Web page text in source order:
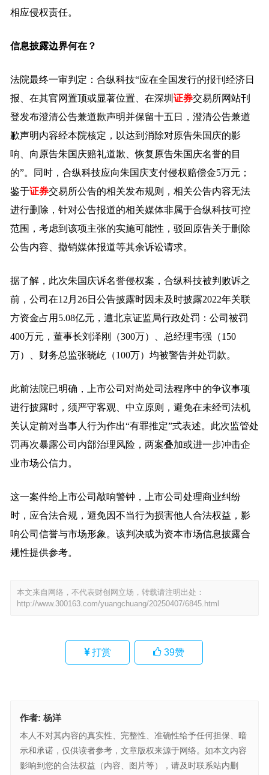
相应侵权责任。
信息披露边界何在？
法院最终一审判定：合纵科技“应在全国发行的报刊经济日
报、在其官网置顶或显著位置、在深圳 证券交易所网站刊
登发布澄清公告兼道歉声明并保留十五日，澄清公告兼道
歉声明内容经本院核定，以达到消除对原告朱国庆的影
响、向原告朱国庆赔礼道歉、恢复原告朱国庆名誉的目
的”。同时，合纵科技应向朱国庆支付侵权赔偿金5万元；
鉴于证券交易所公告的相关发布规则，相关公告内容无法
进行删除，针对公告报道的相关媒体非属于合纵科技可控
范围，考虑到该项主张的实施可能性，驳回原告关于删除
公告内容、撤销媒体报道等其余诉讼请求。
据了解，此次朱国庆诉名誉侵权案，合纵科技被判败诉之
前，公司在12月26日公告披露时因未及时披露2022年关联
方资金占用5.08亿元，遭北京证监局行政处罚：公司被罚
400万元，董事长刘泽刚（300万）、总经理韦强（150
万）、财务总监张晓屹（100万）均被警告并处罚款。
此前法院已明确，上市公司对尚处司法程序中的争议事项
进行披露时，须严守客观、中立原则，避免在未经司法机
关认定前对当事人行为作出“有罪推定”式表述。此次监管处
罚再次暴露公司内部治理风险，两案叠加或进一步冲击企
业市场公信力。
这一案件给上市公司敲响警钟，上市公司处理商业纠纷
时，应合法合规，避免因不当行为损害他人合法权益，影
响公司信誉与市场形象。该判决或为资本市场信息披露合
规性提供参考。
本文来自网络，不代表财创网立场，转载请注明出处：
http://www.300163.com/yuangchuang/20250407/6845.html
打赏 39赞
作者: 杨洋
本人不对其内容的真实性、完整性、准确性给予任何担保、暗
示和承诺，仅供读者参考，文章版权来源于网络。如本文内容
影响到您的合法权益（内容、图片等），请及时联系站内删